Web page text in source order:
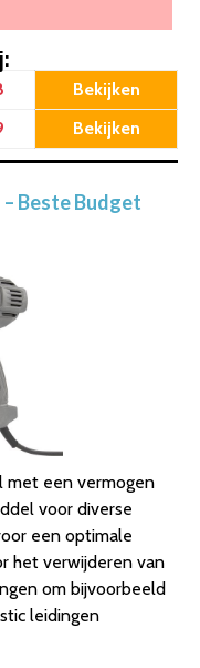
Bekijken
Bekijken
– Beste Budget
met een vermogen
voor diverse
een optimale
het verwijderen van
om bijvoorbeeld
leidingen